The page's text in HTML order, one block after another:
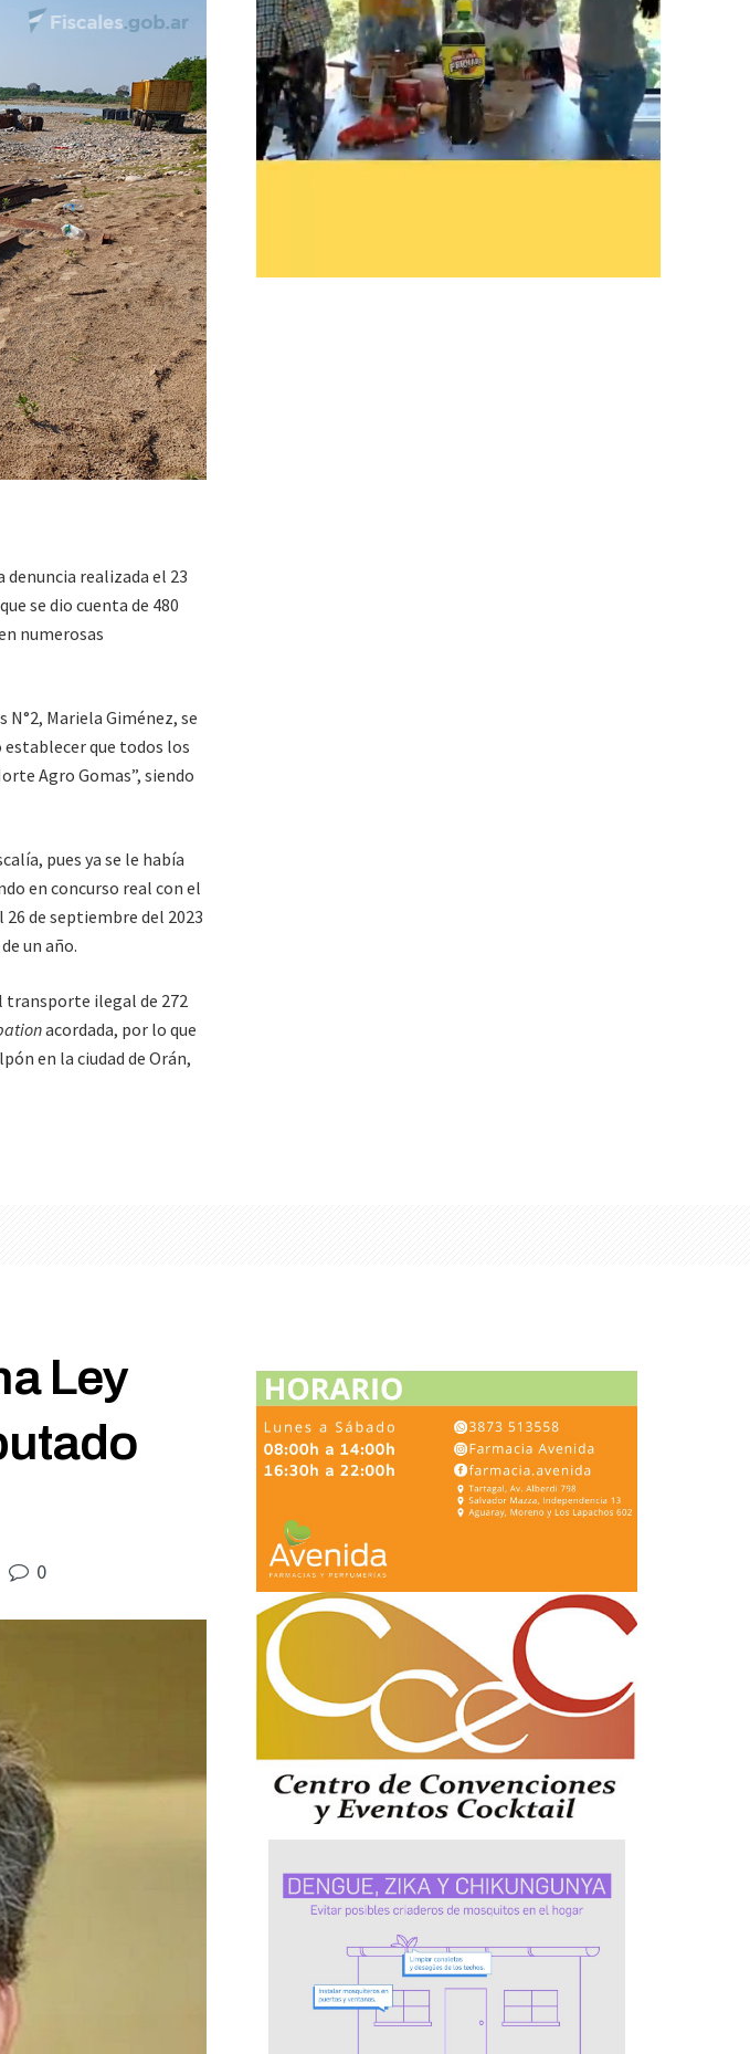
realizada el 23
se dio cuenta de 480
numerosas
Mariela Giménez, se
establecer que todos los
Agro Gomas”, siendo
pues ya se le había
en concurso real con el
de septiembre del 2023
un año.
transporte ilegal de 272
acordada, por lo que
en la ciudad de Orán,
Ley
0